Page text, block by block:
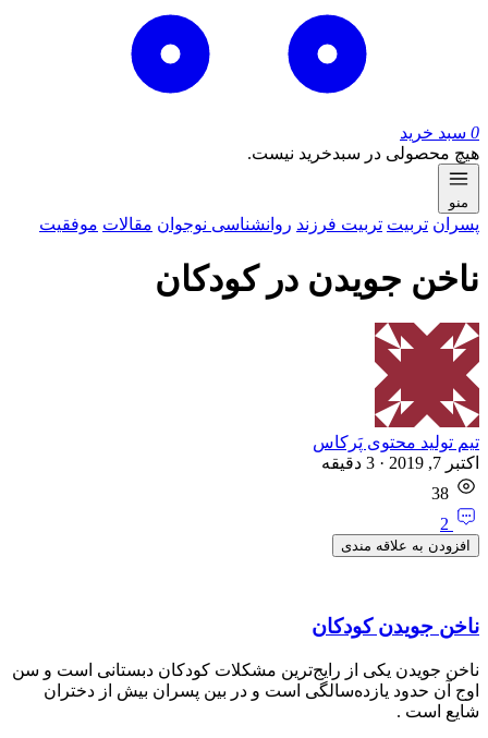
0 سبد خرید
هیچ محصولی در سبدخرید نیست.
منو
پسران تربیت تربیت فرزند روان‎شناسی نوجوان مقالات موفقیت
ناخن جویدن در کودکان
تیم تولید محتوی پَرکاس
اکتبر 7, 2019
·
3 دقیقه
38
2
افزودن به علاقه مندی
ناخن جویدن کودکان
ناخن جویدن یکی از رایج‌ترین مشکلات کودکان دبستانی است و سن
اوج آن حدود یازده‌سالگی است و در بین پسران بیش از دختران
شایع است .